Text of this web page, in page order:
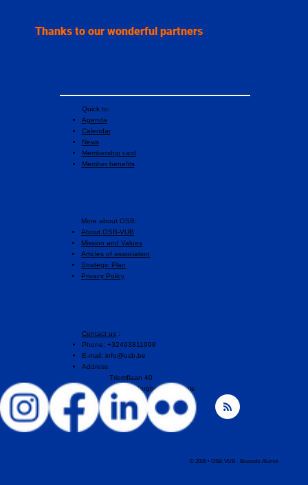
Thanks to our wonderful partners
Quick to:
Agenda
Calendar
News
Membership card
Member benefits
More about OSB:
About OSB-VUB
Mission and Values
Articles of association
Strategic Plan
Privacy Policy
Contact us:
Phone: +32493811998
E-mail: info@osb.be
Address:
Triomflaan 40
1160 Auderghem, Brussels
© 2035 • OSB-VUB - Brussels Alumni